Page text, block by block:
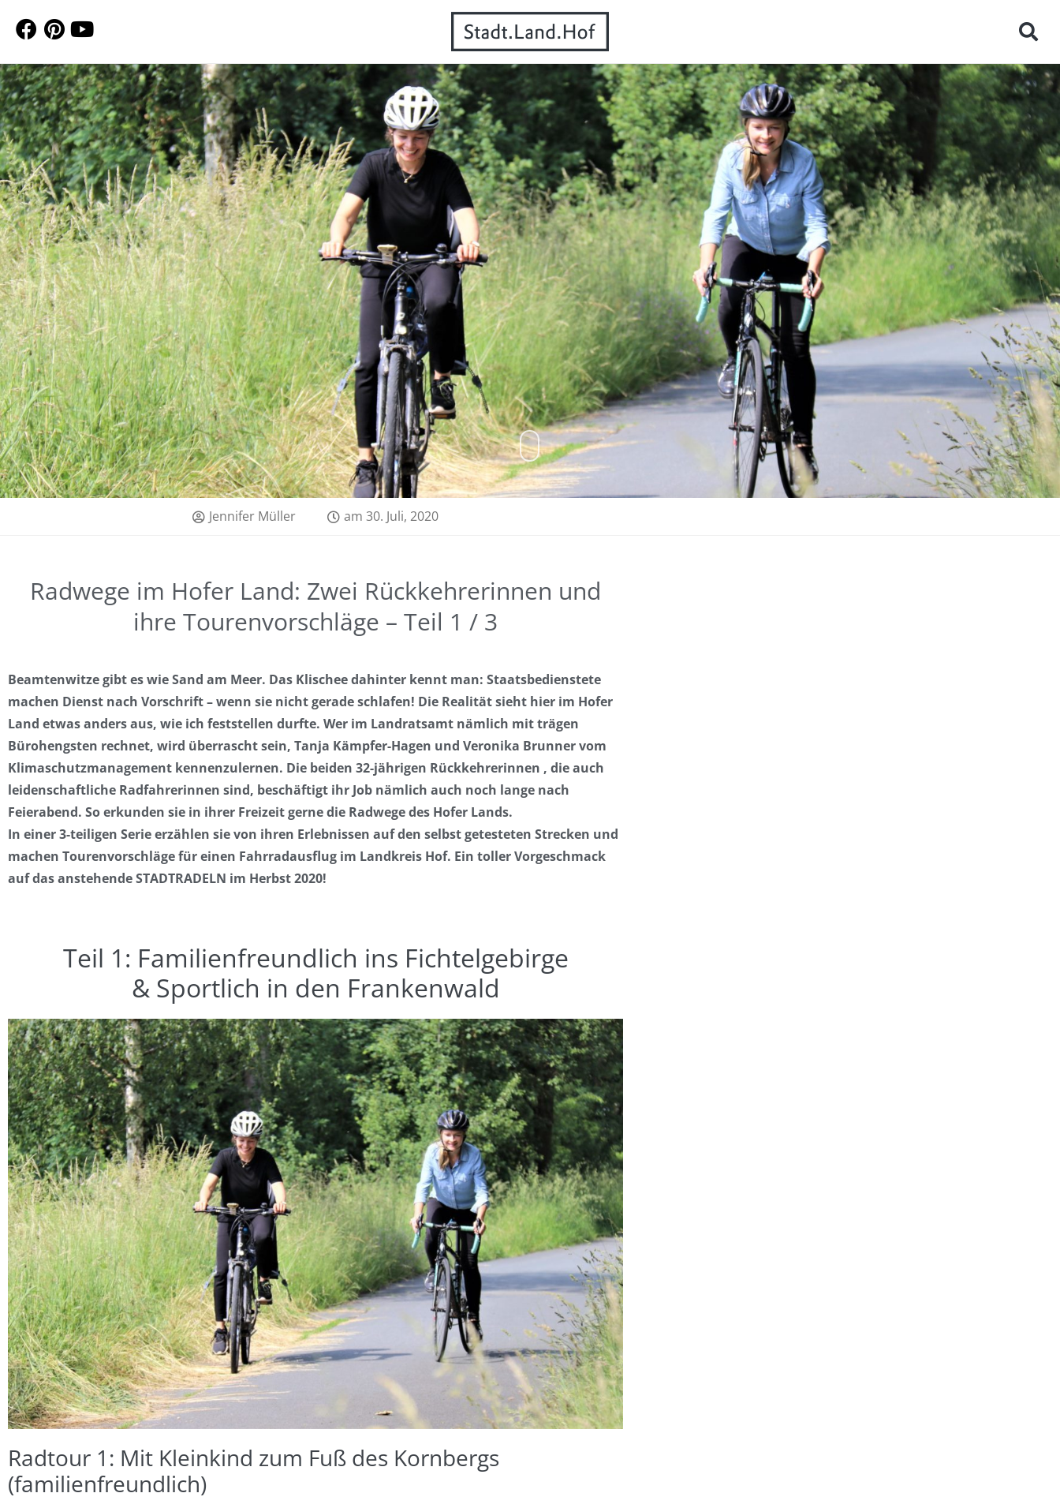
Jennifer Müller am 30. Juli, 2020
Radwege im Hofer Land: Zwei Rückkehrerinnen und
ihre Tourenvorschläge – Teil 1 / 3
Beamtenwitze gibt es wie Sand am Meer. Das Klischee dahinter kennt man: Staatsbedienstete
machen Dienst nach Vorschrift – wenn sie nicht gerade schlafen! Die Realität sieht hier im Hofer
Land etwas anders aus, wie ich feststellen durfte. Wer im Landratsamt nämlich mit trägen
Bürohengsten rechnet, wird überrascht sein, Tanja Kämpfer-Hagen und Veronika Brunner vom
Klimaschutzmanagement kennenzulernen. Die beiden 32-jährigen Rückkehrerinnen , die auch
leidenschaftliche Radfahrerinnen sind, beschäftigt ihr Job nämlich auch noch lange nach
Feierabend. So erkunden sie in ihrer Freizeit gerne die Radwege des Hofer Lands.
In einer 3-teiligen Serie erzählen sie von ihren Erlebnissen auf den selbst getesteten Strecken und
machen Tourenvorschläge für einen Fahrradausflug im Landkreis Hof. Ein toller Vorgeschmack
auf das anstehende STADTRADELN im Herbst 2020!
Teil 1: Familienfreundlich ins Fichtelgebirge
& Sportlich in den Frankenwald
Radtour 1: Mit Kleinkind zum Fuß des Kornbergs
(familienfreundlich)